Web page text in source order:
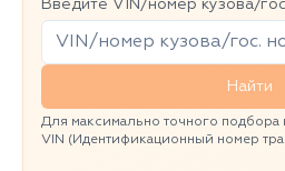
Введите VIN/номер кузова/
Найти
Для максимально точного подбора
VIN (Идентификационный номер